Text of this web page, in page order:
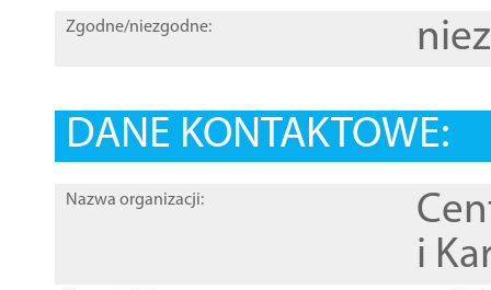
Zgodne/niezgodne:
DANE KONTAKTOWE:
Nazwa organizacji:
i